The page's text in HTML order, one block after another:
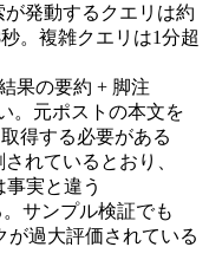
発動するクエリは約
。複雑クエリは1分超
果の要約 + 脚注
。元ポストの本文を
得する必要がある
れているとおり、
事実と違う
サンプル検証でも
が過大評価されている